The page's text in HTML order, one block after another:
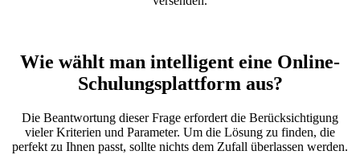
Wie wählt man intelligent eine Online-
Schulungsplattform aus?
Die Beantwortung dieser Frage erfordert die Berücksichtigung
vieler Kriterien und Parameter. Um die Lösung zu finden, die
perfekt zu Ihnen passt, sollte nichts dem Zufall überlassen werden.